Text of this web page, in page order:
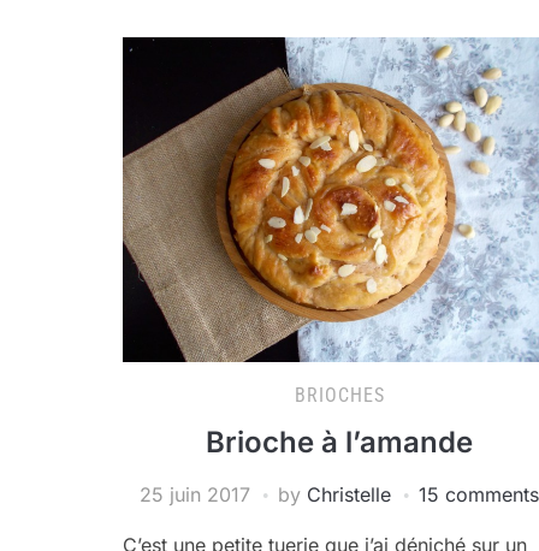
BRIOCHES
Brioche à l’amande
25 juin 2017 by Christelle 15 comments
C’est une petite tuerie que j’ai déniché sur un